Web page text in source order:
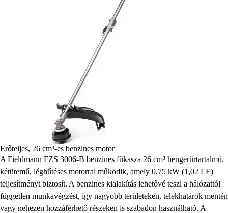
Erőteljes, 26 cm³-es benzines motor
A Fieldmann FZS 3006-B benzines fűkasza 26 cm³ hengerűrtartalmú,
kétütemű, léghűtéses motorral működik, amely 0,75 kW (1,02 LE)
teljesítményt biztosít. A benzines kialakítás lehetővé teszi a hálózattól
független munkavégzést, így nagyobb területeken, telekhatárok mentén
vagy nehezen hozzáférhető részeken is szabadon használható. A